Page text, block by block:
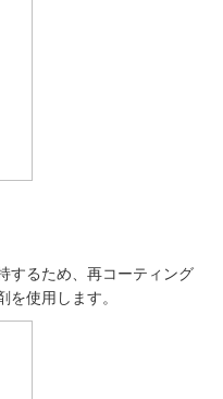
するため、再コーティング
使用します。